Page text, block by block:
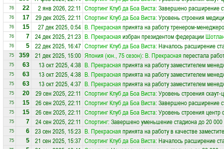
76 22 2 янв 2026, 22:11 Спортинг Клуб да Боа Виста: Завершено расширение
76 17 29 дек 2025, 22:11 Спортинг Клуб да Боа Виста: Уровень строения
76 15 27 дек 2025, 0:54 В. Прекрасная принята на работу тренером-
76 7 24 дек 2025, 21:23 В. Прекрасная избран президентом федерации
76 5 22 дек 2025, 16:47 Спортинг Клуб да Боа Виста: Началось расширение
75 359 21 дек 2025, 15:00 Япония (юн., 75 сезон): В. Прекрасная перестала
75 63 13 окт 2025, 4:38 В. Прекрасная принята на работу заместителем
75 63 13 окт 2025, 4:38 В. Прекрасная принята на работу заместителем
75 63 13 окт 2025, 4:37 В. Прекрасная принята на работу заместителем
75 20 29 сен 2025, 22:11 Спортинг Клуб да Боа Виста: Уровень строения
75 15 26 сен 2025, 22:11 Спортинг Клуб да Боа Виста: Завершено расширение
75 15 26 сен 2025, 22:11 Спортинг Клуб да Боа Виста: Уровень строения центр
75 7 24 сен 2025, 22:11 Спортинг: Завершено уменьшение стадиона до 20 000
75 6 23 сен 2025, 15:23 В. Прекрасная принята на работу в качестве
75 5 21 сен 2025, 15:37 Спортинг Клуб да Боа Виста: Началось расширение